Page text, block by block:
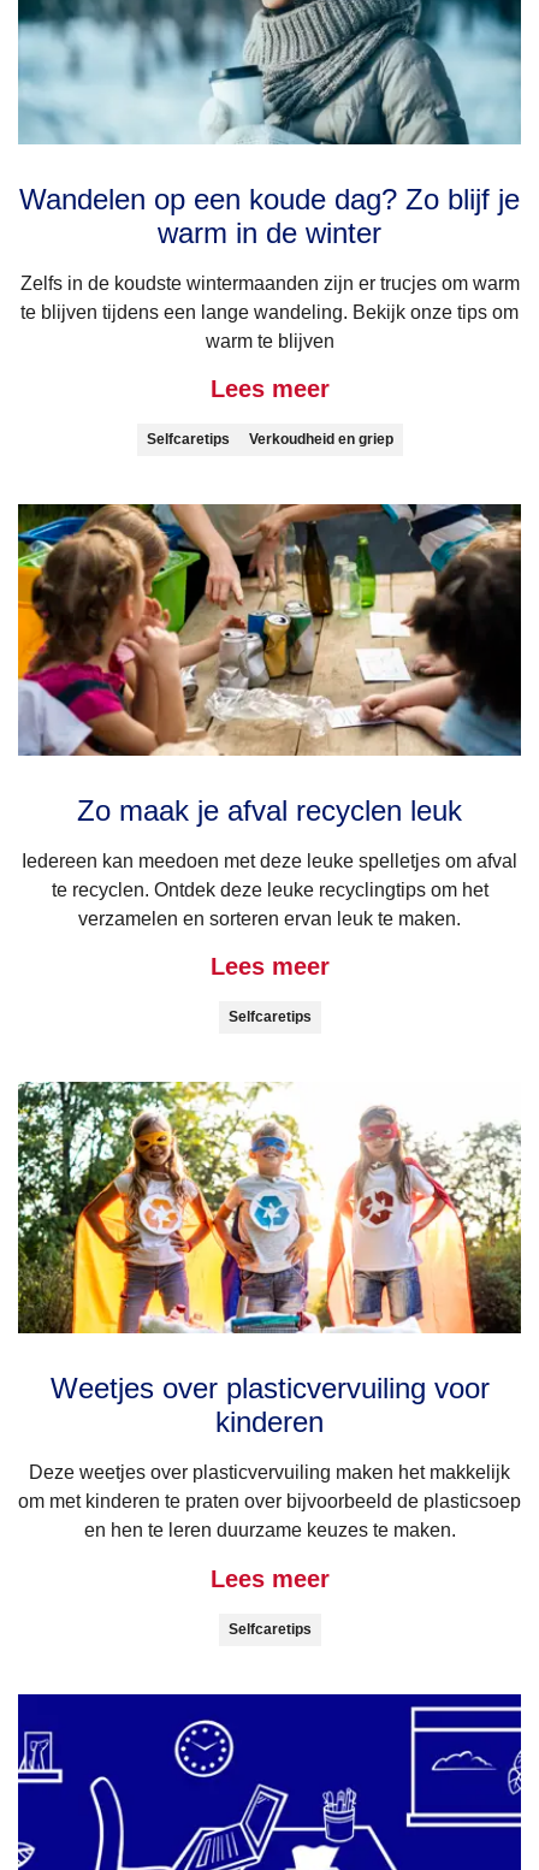
Wandelen op een koude dag? Zo blijf je
warm in de winter
Zelfs in de koudste wintermaanden zijn er trucjes om warm
te blijven tijdens een lange wandeling. Bekijk onze tips om
warm te blijven
Lees meer
Selfcaretips Verkoudheid en griep
Zo maak je afval recyclen leuk
Iedereen kan meedoen met deze leuke spelletjes om afval
te recyclen. Ontdek deze leuke recyclingtips om het
verzamelen en sorteren ervan leuk te maken.
Lees meer
Selfcaretips
Weetjes over plasticvervuiling voor
kinderen
Deze weetjes over plasticvervuiling maken het makkelijk
om met kinderen te praten over bijvoorbeeld de plasticsoep
en hen te leren duurzame keuzes te maken.
Lees meer
Selfcaretips